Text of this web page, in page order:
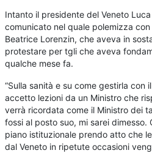
Intanto il presidente del Veneto
comunicato nel quale polemizza
Beatrice Lorenzin, che aveva in
protestare per tgli che aveva
qualche mese fa.
“Sulla sanità e su come gestirla con
accetto lezioni da un Ministro che
verrà ricordata come il Ministro dei
fossi al posto suo, mi sarei
piano istituzionale prendo atto che
dal Veneto in ripetute occasioni